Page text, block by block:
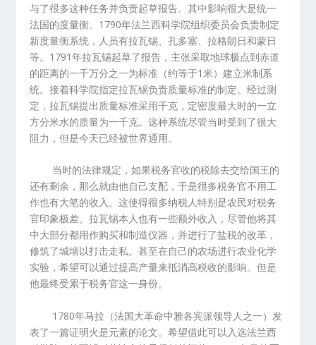
与了很多这种任务并负责起草报告。其中影响很大是统一
法国的度量衡。 1790年法兰西科学院组织委员会负责制定
新度量衡系统，人员有拉瓦锡、孔多塞、拉格朗日和蒙日
等。 1791年拉瓦锡起草了报告，主张采取地球极点到赤道
的距离的一千万分之一为标准（约等于1米）建立米制系
统。接着科学院指定拉瓦锡负责质量标准的制定。经过测
定，拉瓦锡提出质量标准采用千克，定密度最大时的一立
方分米水的质量为一千克。这种系统尽管当时受到了很大
阻力，但是今天已经被世界通用。
当时的法律规定，如果税务官收的税除去交给国王的
还有剩余，那么就由他自己支配，于是很多税务官不用工
作也有大笔的收入。这使得很多纳税人特别是农民对税务
官印象极差。拉瓦锡本人也有一些额外收入，尽管他将其
中大部分都用作购买和制造仪器，并进行了盐税的改革，
修筑了城墙以打击走私。甚至在自己的农场进行农业化学
实验，希望可以通过提高产量来抵消高税收的影响。但是
他最终受累于税务官这一身份。
1780年马拉（法国大革命中雅各宾派领导人之一）发
表了一篇证明火是元素的论文。希望借此可以入选法兰西